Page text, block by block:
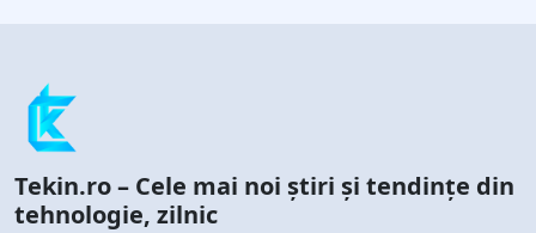
Tekin.ro – Cele mai noi știri și tendințe din
tehnologie, zilnic